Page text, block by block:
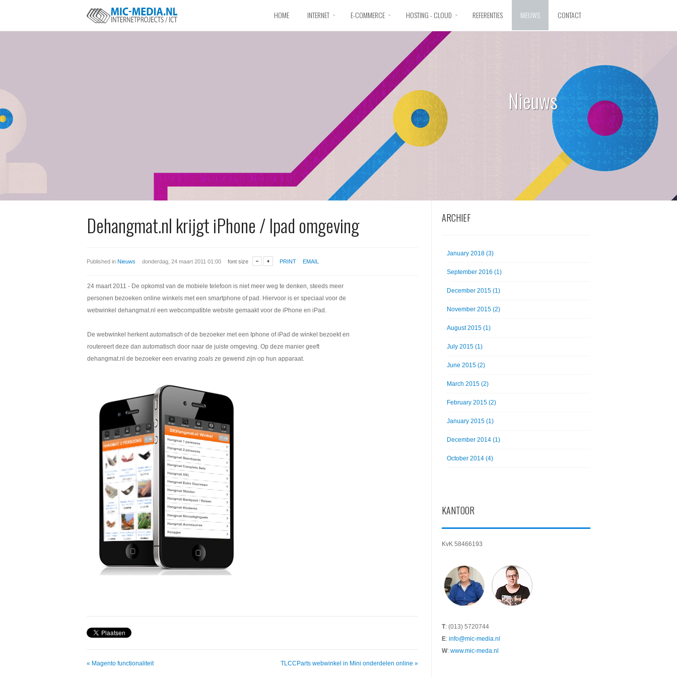
HOME INTERNET E-COMMERCE HOSTING - CLOUD REFERENTIES NIEUWS CONTACT
Nieuws
Dehangmat.nl krijgt iPhone / Ipad omgeving
Published in Nieuws donderdag, 24 maart 2011 01:00 font size PRINT EMAIL
24 maart 2011 - De opkomst van de mobiele telefoon is niet meer weg te denken, steeds meer
personen bezoeken online winkels met een smartphone of pad. Hiervoor is er speciaal voor de
webwinkel dehangmat.nl een webcompatible website gemaakt voor de iPhone en iPad.
De webwinkel herkent automatisch of de bezoeker met een Iphone of iPad de winkel bezoekt en
routereert deze dan automatisch door naar de juiste omgeving. Op deze manier geeft
dehangmat.nl de bezoeker een ervaring zoals ze gewend zijn op hun apparaat.
« Magento functionaliteit TLCCParts webwinkel in Mini onderdelen online »
ARCHIEF
January 2018 (3)
September 2016 (1)
December 2015 (1)
November 2015 (2)
August 2015 (1)
July 2015 (1)
June 2015 (2)
March 2015 (2)
February 2015 (2)
January 2015 (1)
December 2014 (1)
October 2014 (4)
KANTOOR
KvK 58466193
T: (013) 5720744
E: info@mic-media.nl
W: www.mic-meda.nl